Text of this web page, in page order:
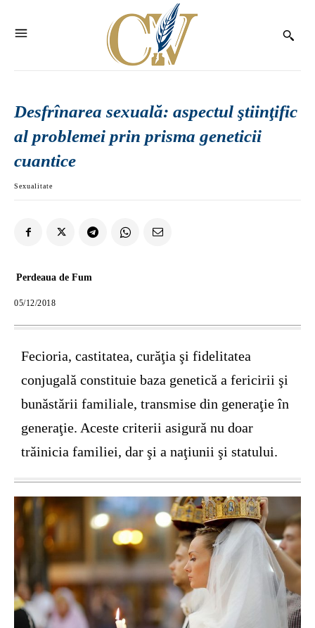
Desfrînarea sexuală: aspectul ştiinţific
al problemei prin prisma geneticii
cuantice
Sexualitate
Perdeaua de Fum
05/12/2018
Fecioria, castitatea, curăţia şi fidelitatea
conjugală constituie baza genetică a fericirii şi
bunăstării familiale, transmise din generaţie în
generaţie. Aceste criterii asigură nu doar
trăinicia familiei, dar şi a naţiunii şi statului.